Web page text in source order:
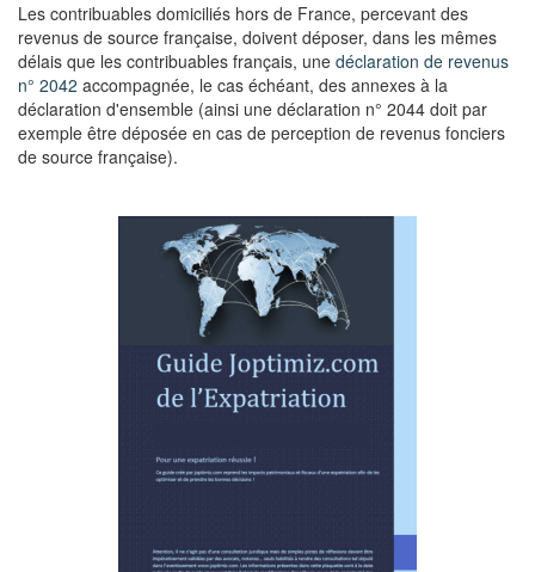
Les contribuables domiciliés hors de France, percevant des
revenus de source française, doivent déposer, dans les mêmes
délais que les contribuables français, une déclaration de revenus
n° 2042 accompagnée, le cas échéant, des annexes à la
déclaration d'ensemble (ainsi une déclaration n° 2044 doit par
exemple être déposée en cas de perception de revenus fonciers
de source française).